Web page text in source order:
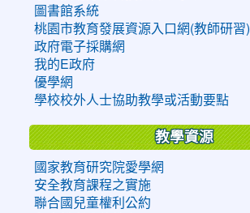
圖書館系統
桃園市教育發展資源入口網(教師研習)
政府電子採購網
我的E政府
優學網
學校校外人士協助教學或活動要點
教學資源
國家教育研究院愛學網
安全教育課程之實施
聯合國兒童權利公約